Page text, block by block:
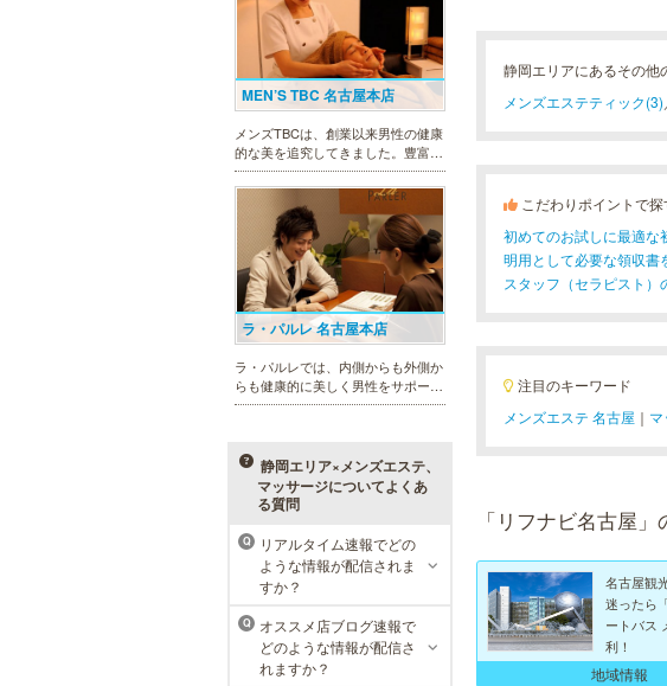
MEN’S TBC 名古屋本店
メンズTBCは、創業以来男性の健康
的な美を追究してきました。豊富な
脱毛メニューを始め、フェイシャル
ケア、下腹引き締め等、各種お得な
体験コースを取り揃えています。選
べる種類の多さで初めての方も安心
です。
ラ・パルレ 名古屋本店
ラ・パルレでは、内側からも外側か
らも健康的に美しく男性をサポー
ト。脱メタボリックやダイエット、
メニューをご用意。お得な体験コー
スも多数！
メンズリゼクリニック 名古屋
栄院
東京メンズリゼクリニックの永久脱
毛が全国で受けられます。多くの男
性患者様にご支持頂き、新宿1院か
ら始まったメンズリゼクリニック
が、現在では提携院含め全国10院を
静岡エリア×メンズエステ、
マッサージについてよくあ
る質問
Q
リアルタイム速報でどの
ような情報が配信されま
すか？
Q
オススメ店ブログ速報で
どのような情報が配信さ
れますか？
静岡エリアにあるその他
メンズエステティック(3)
こだわりポイントで探
初めてのお試しに最適な
明用として必要な領収書
スタッフ（セラピスト）
注目のキーワード
メンズエステ 名古屋 ｜
「リフナビ名古屋
名古屋観
迷ったら
ートバス
利！
地域情報